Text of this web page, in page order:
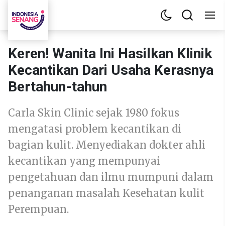
Keren! Wanita Ini Hasilkan Klinik
Kecantikan Dari Usaha Kerasnya
Bertahun-tahun
Carla Skin Clinic sejak 1980 fokus
mengatasi problem kecantikan di
bagian kulit. Menyediakan dokter ahli
kecantikan yang mempunyai
pengetahuan dan ilmu mumpuni dalam
penanganan masalah Kesehatan kulit
Perempuan.